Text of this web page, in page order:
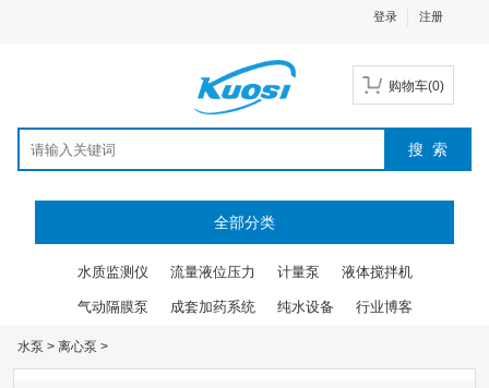
登录 注册
购物车(0)
全部分类
水质监测仪 流量液位压力 计量泵 液体搅拌机
气动隔膜泵 成套加药系统 纯水设备 行业博客
水泵 > 离心泵 >